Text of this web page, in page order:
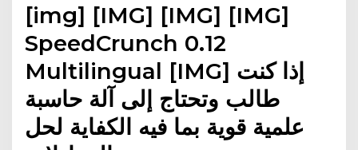
[img] [IMG] [IMG] [IMG]
SpeedCrunch 0.12
Multilingual [IMG] إذا كنت
طالب وتحتاج إلى آلة حاسبة
علمية قوية بما فيه الكفاية لحل